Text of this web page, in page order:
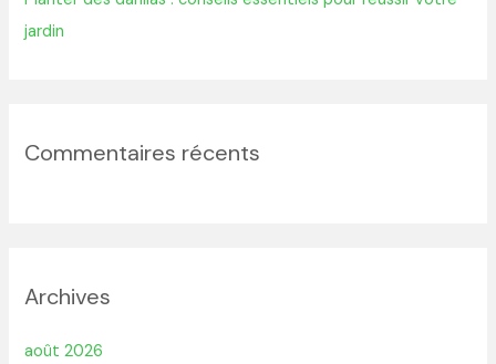
jardin
Commentaires récents
Archives
août 2026